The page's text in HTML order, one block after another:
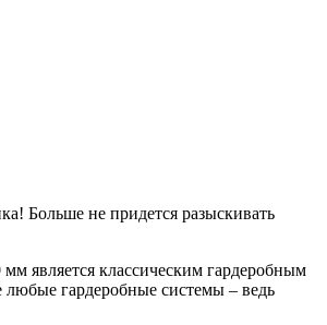
Больше не придется разыскивать
является классическим гардеробным
любые гардеробные системы – ведь